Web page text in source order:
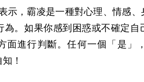
示，霸凌是一種對心理、情感
為。如果你感到困惑或不確定自
面進行判斷。任何一個「是」
！